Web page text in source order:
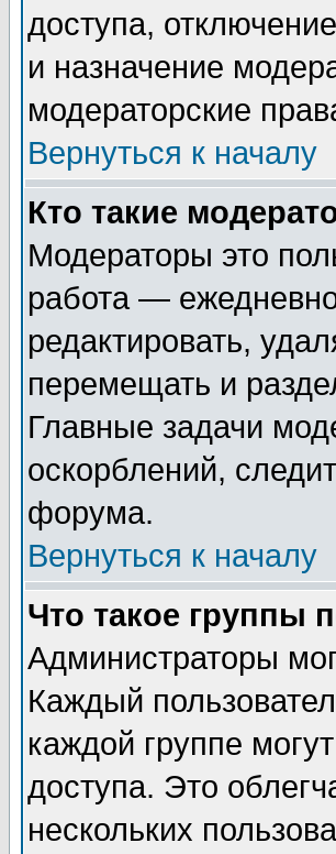
доступа,
и назначение
модераторские
Вернуться к началу
Кто такие
Модераторы это
работа —
редактировать,
перемещать и
Главные задачи
оскорблений,
форума.
Вернуться к началу
Что такое группы
Администраторы
Каждый
каждой группе
доступа. Это
нескольких